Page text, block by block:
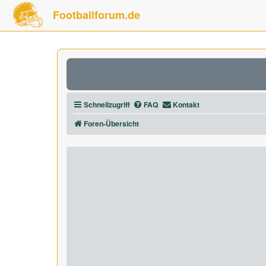
Footballforum.de
Schnellzugriff FAQ
Kontakt
Foren-Übersicht